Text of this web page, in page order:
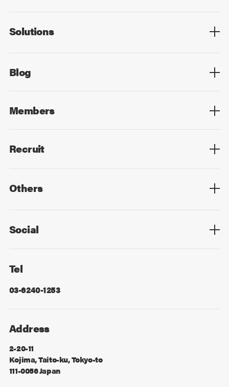
Solutions
Blog
Members
Recruit
Others
Social
Tel
03-6240-1253
Address
2-20-11
Kojima, Taito-ku, Tokyo-to
111-0056 Japan